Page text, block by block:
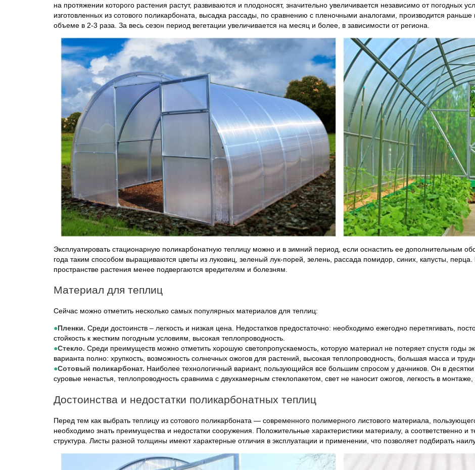
на протяжении которого растения растут, развиваются и плодоносят, значительно увеличивается независимо от погодных
изготовленных из сотового поликарбоната, высадка рассады, по сравнению с пленочными аналогами, производится
объеме в 2-3 раза. За весь сезон период вегетации увеличивается на месяц и более, в зависимости от региона.
Эксплуатировать стационарную поликарбонатную теплицу можно и в зимний период, если оснастить ее дополнительным
года таким способом выращиваются цветы из луковиц, зеленый лук-порей, зелень, рассада помидор, синих, капусты,
пространстве растения менее подвергаются вредителям и болезням.
Материал для теплиц
Сейчас можно отметить несколько самых популярных материалов для теплиц:
Пленки. Среди достоинств – легкость и низкая цена. Недостатков предостаточно: необходимо ежегодно перетягивать,
стойкость к жестким погодным условиям, высокая теплопроводность.
Стекло. Среди преимуществ можно отметить хорошую светопропускаемость, которую материал не потеряет спустя годы
варианта полно: хрупкость, возможность солнечных ожогов для растений, высокая теплопроводность, большая масса и
Сотовый поликарбонат. Наиболее технологичный вариант, пользующийся все большим спросом у дачников. Он в
суровые ненастья, теплопроводность сравнима с двухкамерным стеклопакетом, свет не наносит ожогов, легкость в
Достоинства и недостатки поликарбонатных теплиц
Перед тем как выбрать теплицу из сотового поликарбоната — современного полимерного листового материала,
необходимо знать преимущества и недостатки сооружения. Положительные характеристики материалу, а соответственно и
структура. Листы разной толщины имеют характерные отличия в эксплуатации и применении, что позволяет подбирать